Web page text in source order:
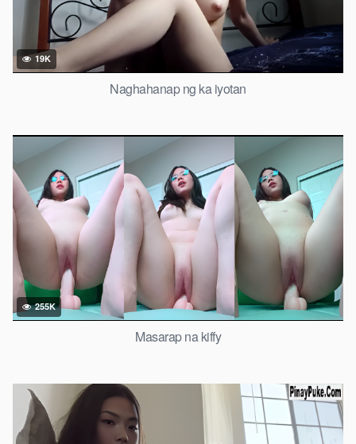
19K
Naghahanap ng ka iyotan
255K
Masarap na kiffy